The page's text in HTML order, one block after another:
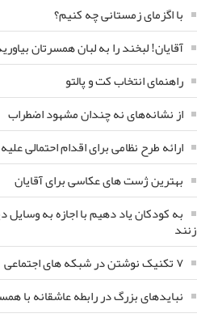
با اگزمای زمستانی چه کنیم؟
آقایان! لبخند را به لبان همسرتان
راهنمای انتخاب کت و پالتو
از نشانه‌های نه چندان مشهود اضطراب
ارائه طرح نظامی برای اقدام احتمالی
بهترین ژست های عکاسی برای آقایان
به کودکان یاد دهیم با اجازه به
زنند
۷ تکنیک نوشتن در شبکه های اجتماعی
نبایدهای بزرگ در رابطه عاشقانه با